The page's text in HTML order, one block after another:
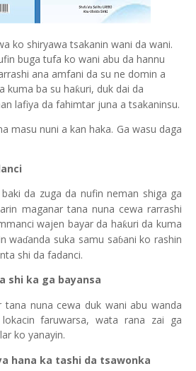
ko shiryawa tsakanin wani da wani.
buga tufa ko wani abu da hannu
ana amfani da su ne domin a
kuma ba su haƙuri, duk dai da
lafiya da fahimtar juna a tsakaninsu.
masu nuni a kan haka. Ga wasu daga
da zuga da nufin neman shiga ga
maganar tana nuna cewa rarrashi
wajen bayar da haƙuri da kuma
waɗanda suka samu saɓani ko rashin
shi da fadanci.
shi ka ga bayansa
tana nuna cewa duk wani abu wanda
faruwarsa, wata rana zai ga
ko yanayin.
hana ka tashi da tsawonka